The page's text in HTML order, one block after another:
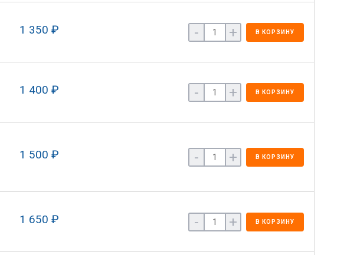
1 350 ₽ - + В КОРЗИНУ
1 400 ₽ - + В КОРЗИНУ
1 500 ₽ - + В КОРЗИНУ
1 650 ₽ - + В КОРЗИНУ